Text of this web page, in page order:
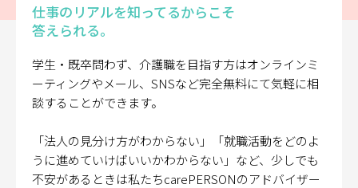
仕事のリアルを知ってるからこそ
答えられる。
学生・既卒問わず、介護職を目指す方はオンラインミ
ーティングやメール、SNSなど完全無料にて気軽に相
談することができます。
「法人の見分け方がわからない」「就職活動をどのよ
うに進めていけばいいかわからない」など、少しでも
不安があるときは私たちcarePERSONのアドバイザー